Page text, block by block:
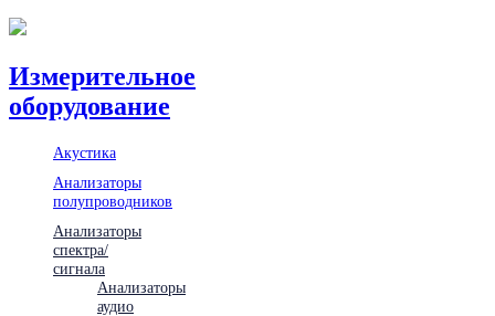
Измерительное
оборудование
Акустика
Анализаторы
полупроводников
Анализаторы
спектра/
сигнала
Анализаторы
аудио